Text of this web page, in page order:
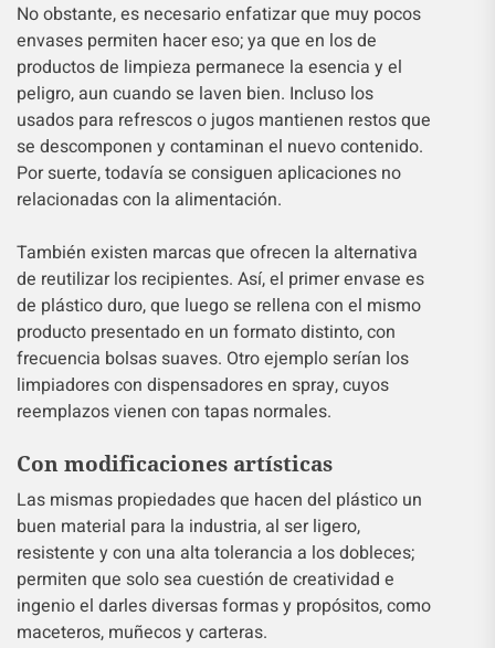
No obstante, es necesario enfatizar que muy pocos
envases permiten hacer eso; ya que en los de
productos de limpieza permanece la esencia y el
peligro, aun cuando se laven bien. Incluso los
usados para refrescos o jugos mantienen restos que
se descomponen y contaminan el nuevo contenido.
Por suerte, todavía se consiguen aplicaciones no
relacionadas con la alimentación.
También existen marcas que ofrecen la alternativa
de reutilizar los recipientes. Así, el primer envase es
de plástico duro, que luego se rellena con el mismo
producto presentado en un formato distinto, con
frecuencia bolsas suaves. Otro ejemplo serían los
limpiadores con dispensadores en spray, cuyos
reemplazos vienen con tapas normales.
Con modificaciones artísticas
Las mismas propiedades que hacen del plástico un
buen material para la industria, al ser ligero,
resistente y con una alta tolerancia a los dobleces;
permiten que solo sea cuestión de creatividad e
ingenio el darles diversas formas y propósitos, como
maceteros, muñecos y carteras.